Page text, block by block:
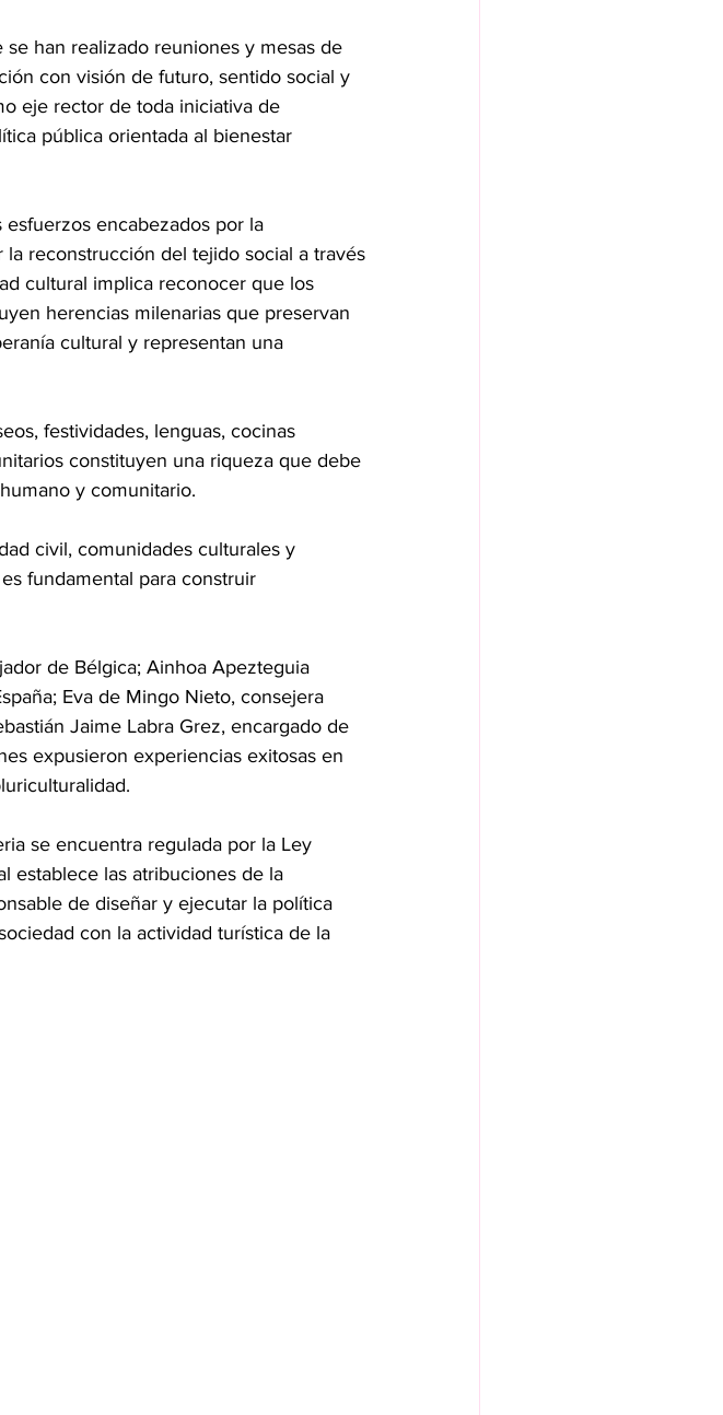
han realizado reuniones y mesas de
con visión de futuro, sentido social y
eje rector de toda iniciativa de
pública orientada al bienestar
encabezados por la
reconstrucción del tejido social a través
cultural implica reconocer que los
herencias milenarias que preservan
cultural y representan una
festividades, lenguas, cocinas
constituyen una riqueza que debe
y comunitario.
civil, comunidades culturales y
fundamental para construir
de Bélgica; Ainhoa Apezteguia
Eva de Mingo Nieto, consejera
Jaime Labra Grez, encargado de
expusieron experiencias exitosas en
se encuentra regulada por la Ley
establece las atribuciones de la
de diseñar y ejecutar la política
con la actividad turística de la